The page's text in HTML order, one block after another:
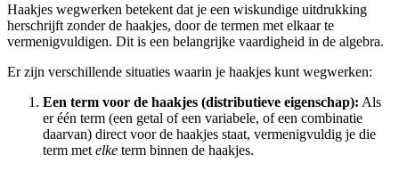
Haakjes wegwerken betekent dat je een wiskundige uitdrukking
herschrijft zonder de haakjes, door de termen met elkaar te
vermenigvuldigen. Dit is een belangrijke vaardigheid in de algebra.
Er zijn verschillende situaties waarin je haakjes kunt wegwerken:
Een term voor de haakjes (distributieve eigenschap): Als
er één term (een getal of een variabele, of een combinatie
daarvan) direct voor de haakjes staat, vermenigvuldig je die
term met elke term binnen de haakjes.